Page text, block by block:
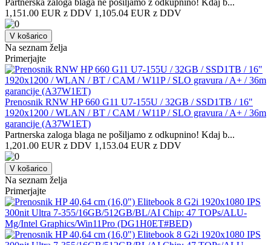
1,151.00 EUR z DDV 1,105.04 EUR z DDV
V košarico
Na seznam želja
Primerjajte
Prenosnik RNW HP 660 G11 U7-155U / 32GB / SSD1TB / 16"
1920x1200 / WLAN / BT / CAM / W11P / SLO gravura / A+ / 36m
garancije (A37W1ET)
Partnerska zaloga blaga ne pošiljamo z odkupnino! ​Kdaj b...
1,201.00 EUR z DDV 1,153.04 EUR z DDV
V košarico
Na seznam želja
Primerjajte